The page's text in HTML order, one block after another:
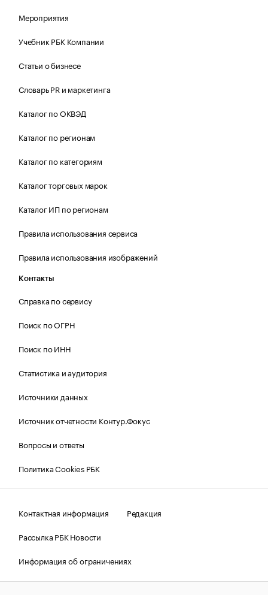
Мероприятия
Учебник РБК Компании
Статьи о бизнесе
Словарь PR и маркетинга
Каталог по ОКВЭД
Каталог по регионам
Каталог по категориям
Каталог торговых марок
Каталог ИП по регионам
Правила использования сервиса
Правила использования изображений
Контакты
Справка по сервису
Поиск по ОГРН
Поиск по ИНН
Статистика и аудитория
Источники данных
Источник отчетности Контур.Фокус
Вопросы и ответы
Политика Cookies РБК
Контактная информация
Редакция
Рассылка РБК Новости
Информация об ограничениях
Правовая информация
О соблюдении авторских прав